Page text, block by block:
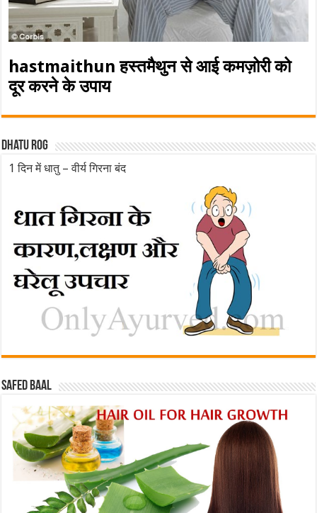
hastmaithun हस्तमैथुन से आई कमज़ोरी को
दूर करने के उपाय
Dhatu rog
1 दिन में धातु – वीर्य गिरना बंद
Safed baal